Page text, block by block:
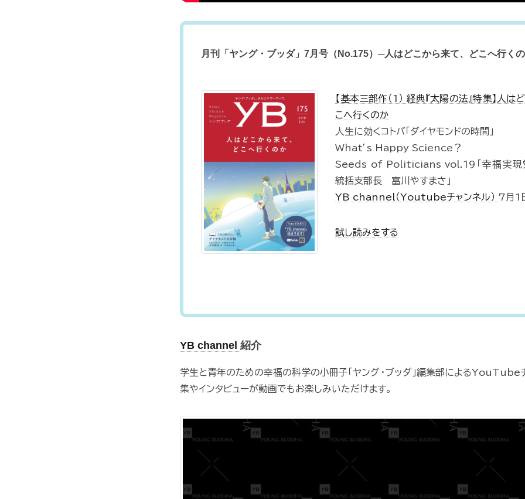
月刊「ヤング・ブッダ」7月号（No.175）─人はどこから来て、どこへ行く
【基本三部作（1） 経典『太陽の法』特集】人は
こへ行くのか
人生に効くコトバ「ダイヤモンドの時間」
What’s Happy Science？
Seeds of Politicians vol.19「幸福実現
統括支部長 富川やすまさ」
YB channel（Youtubeチャンネル） 7月1
試し読みをする
YB channel 紹介
学生と青年のための幸福の科学の小冊子「ヤング・ブッダ」編集部によるYouTube
集やインタビューが動画でもお楽しみいただけます。